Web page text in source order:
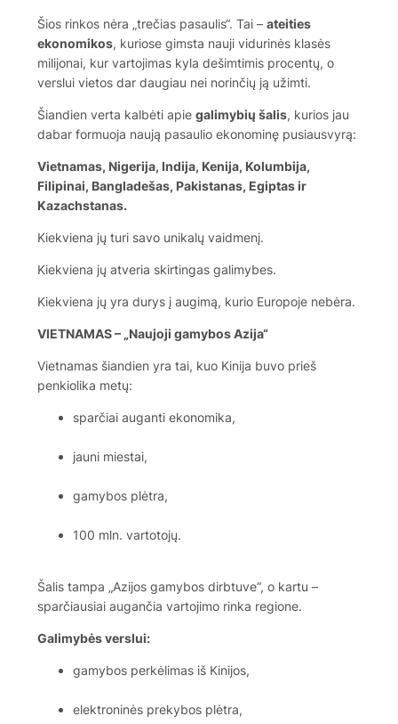
Šios rinkos nėra „trečias pasaulis“. Tai – ateities
ekonomikos, kuriose gimsta nauji vidurinės klasės
milijonai, kur vartojimas kyla dešimtimis procentų, o
verslui vietos dar daugiau nei norinčių ją užimti.
Šiandien verta kalbėti apie galimybių šalis, kurios jau
dabar formuoja naują pasaulio ekonominę pusiausvyrą:
Vietnamas, Nigerija, Indija, Kenija, Kolumbija,
Filipinai, Bangladešas, Pakistanas, Egiptas ir
Kazachstanas.
Kiekviena jų turi savo unikalų vaidmenį.
Kiekviena jų atveria skirtingas galimybes.
Kiekviena jų yra durys į augimą, kurio Europoje nebėra.
VIETNAMAS – „Naujoji gamybos Azija“
Vietnamas šiandien yra tai, kuo Kinija buvo prieš
penkiolika metų:
sparčiai auganti ekonomika,
jauni miestai,
gamybos plėtra,
100 mln. vartotojų.
Šalis tampa „Azijos gamybos dirbtuve“, o kartu –
sparčiausiai augančia vartojimo rinka regione.
Galimybės verslui:
gamybos perkėlimas iš Kinijos,
elektroninės prekybos plėtra,